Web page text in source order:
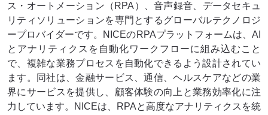
ス・オートメーション（RPA）、音声録音、データセキュ
リティソリューションを専門とするグローバルテクノロジ
ープロバイダーです。NICEのRPAプラットフォームは、AI
とアナリティクスを自動化ワークフローに組み込むこと
で、複雑な業務プロセスを自動化できるよう設計されてい
ます。同社は、金融サービス、通信、ヘルスケアなどの業
界にサービスを提供し、顧客体験の向上と業務効率化に注
力しています。NICEは、RPAと高度なアナリティクスを統